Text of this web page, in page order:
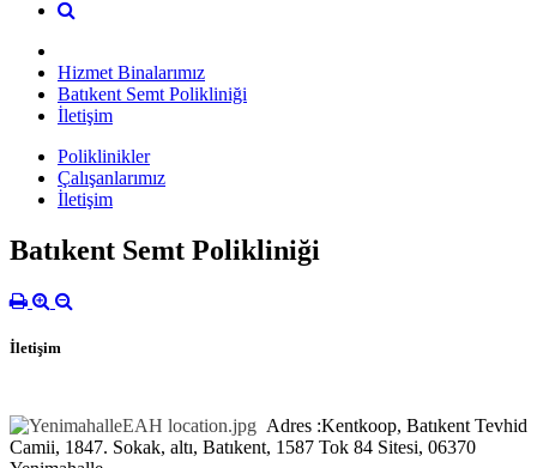
Hizmet Binalarımız
Batıkent Semt Polikliniği
İletişim
Poliklinikler
Çalışanlarımız
İletişim
Batıkent Semt Polikliniği
İletişim
Adres :Kentkoop, Batıkent Tevhid
Camii, 1847. Sokak, altı, Batıkent, 1587 Tok 84 Sitesi, 06370